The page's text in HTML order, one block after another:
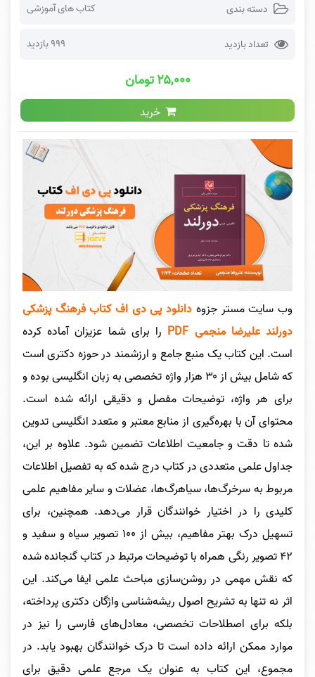
دسته بندی کتاب های آموزشی
تعداد بازدید 999 بازدید
۲۵,۰۰۰ تومان
خرید
وب سایت مستر جزوه دانلود پی دی اف کتاب فرهنگ پزشکی
دورلند علیرضا منجمی PDF
را برای شما عزیزان آماده کرده
است. این کتاب یک منبع جامع و ارزشمند در حوزه دکتری است
که شامل بیش از ۳۰ هزار واژه تخصصی به زبان انگلیسی بوده و
برای هر واژه، توضیحات مفصل و دقیقی ارائه شده است.
محتوای آن با بهره‌گیری از منابع معتبر و متعدد انگلیسی تدوین
شده تا دقت و جامعیت اطلاعات تضمین شود. علاوه بر این،
جداول علمی متعددی در کتاب درج شده که به تفصیل اطلاعات
مربوط به سرخرگ‌ها، سیاهرگ‌ها، عضلات و سایر مفاهیم علمی
کلیدی را در اختیار خوانندگان قرار می‌دهد. همچنین، برای
تسهیل درک بهتر مفاهیم، بیش از ۱۰۰ تصویر سیاه و سفید و
۴۲ تصویر رنگی همراه با توضیحات مرتبط در کتاب گنجانده شده
که نقش مهمی در روشن‌سازی مباحث علمی ایفا می‌کند. این
اثر نه تنها به تشریح اصول ریشه‌شناسی واژگان دکتری پرداخته،
بلکه برای اصطلاحات تخصصی، معادل‌های فارسی را نیز در
موارد ممکن ارائه داده است تا درک خوانندگان بهبود یابد. در
مجموع، این کتاب به عنوان یک مرجع علمی دقیق برای